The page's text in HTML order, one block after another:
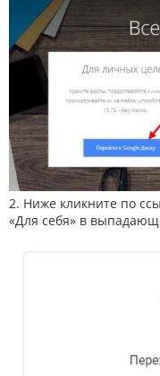
2. Ниже кликните по
«Для себя» в